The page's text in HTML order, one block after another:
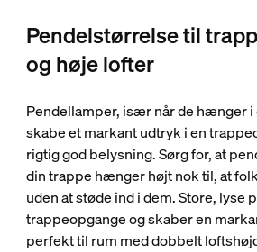
Pendelstørrelse til
og høje lofter
Pendellamper, især når de hænger i
skabe et markant udtryk i en
rigtig god belysning. Sørg for, at
din trappe hænger højt nok til, at
uden at støde ind i dem. Store, lyse
trappeopgange og skaber en
perfekt til rum med dobbelt